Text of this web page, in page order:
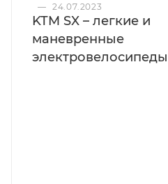
— 24.07.2023
KTM SX – легкие и
маневренные
электровелосипеды